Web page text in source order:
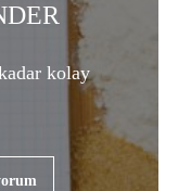
kolay